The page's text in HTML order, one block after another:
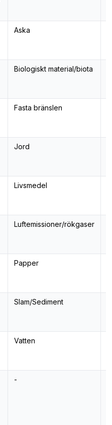
Aska
Biologiskt material/biota
Fasta bränslen
Jord
Livsmedel
Luftemissioner/rökgaser
Papper
Slam/Sediment
Vatten
-